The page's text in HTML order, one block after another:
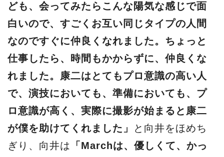
ども、会ってみたらこんな陽気な感じで面
白いので、すごくお互い同じタイプの人間
なのですぐに仲良くなれました。ちょっと
仕事したら、時間もかからずに、仲良くな
れました。康二はとてもプロ意識の高い人
で、演技においても、準備においても、プ
ロ意識が高く、実際に撮影が始まると康二
が僕を助けてくれました」
と向井をほめち
ぎり、向井は
「Marchは、優しくて、かっ